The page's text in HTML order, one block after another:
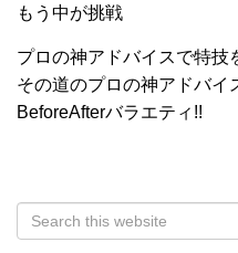
もう中が挑戦
プロの神アドバイスで特技
その道のプロの神アドバイ
BeforeAfterバラエティ!!